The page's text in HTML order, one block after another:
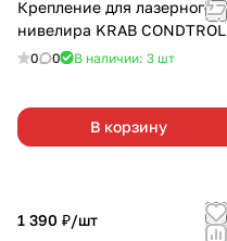
Крепление для лазерного
нивелира KRAB CONDTROL
0 0 В наличии: 3 шт
В корзину
1 390 ₽/шт